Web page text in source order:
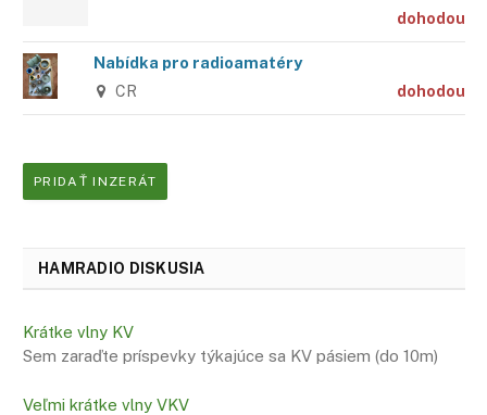
dohodou
Nabídka pro radioamatéry
CR dohodou
PRIDAŤ INZERÁT
HAMRADIO DISKUSIA
Krátke vlny KV
Sem zaraďte príspevky týkajúce sa KV pásiem (do 10m)
Veľmi krátke vlny VKV